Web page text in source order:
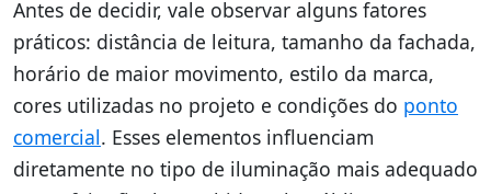
Antes de decidir, vale observar alguns fatores
práticos: distância de leitura, tamanho da fachada,
horário de maior movimento, estilo da marca,
cores utilizadas no projeto e condições do ponto
comercial. Esses elementos influenciam
diretamente no tipo de iluminação mais adequado